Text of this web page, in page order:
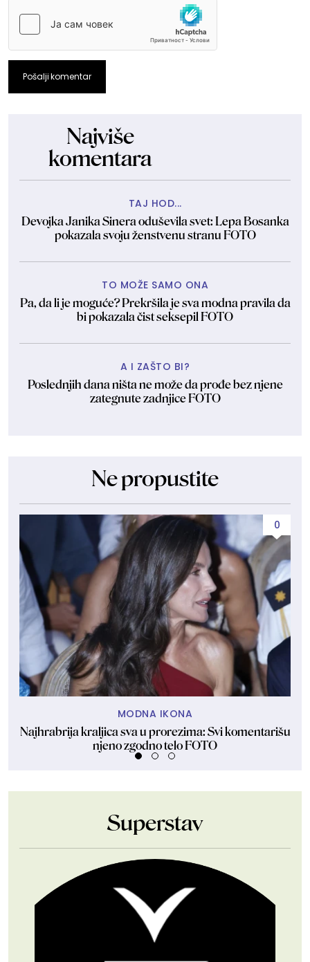
Pošalji komentar
Najviše
komentara
TAJ HOD...
Devojka Janika Sinera oduševila svet: Lepa Bosanka
pokazala svoju ženstvenu stranu FOTO
TO MOŽE SAMO ONA
Pa, da li je moguće? Prekršila je sva modna pravila da
bi pokazala čist seksepil FOTO
A I ZAŠTO BI?
Poslednjih dana ništa ne može da prođe bez njene
zategnute zadnjice FOTO
Ne propustite
0
MODNA IKONA
Najhrabrija kraljica sva u prorezima: Svi komentarišu
njeno zgodno telo FOTO
Superstav